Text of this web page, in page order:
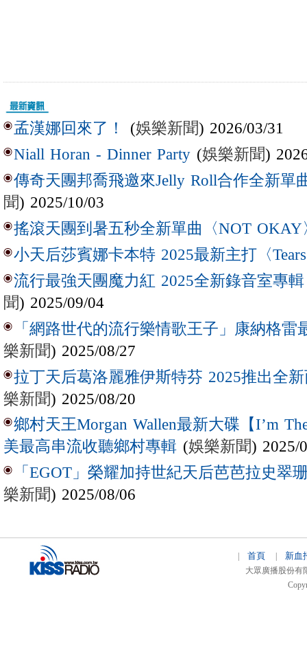
孟漢娜回來了！ (娛樂新聞) 2026/03/31
Niall Horan - Dinner Party (娛樂新聞)
傳奇天團邦喬飛邀來Jelly Roll合作全新單
聞) 2025/10/03
搖滾天團到暑五秒全新單曲〈NOT OKAY
小天后莎賓娜卡本特 2025最新主打〈
流行最強天團魔力紅 2025全新錄音室專
聞) 2025/09/04
「網路世代的流行樂情歌王子」康納格雷
樂新聞) 2025/08/27
拉丁天后葛洛麗雅伊斯特芬 2025推出全新
樂新聞) 2025/08/20
鄉村天王Morgan Wallen最新大碟【I’m
美最高串流收聽鄉村專輯 (娛樂新聞) 2025/
「EGOT」榮耀加持世紀天后芭芭拉史翠
樂新聞) 2025/08/06
首頁 新血
大眾廣播股份有